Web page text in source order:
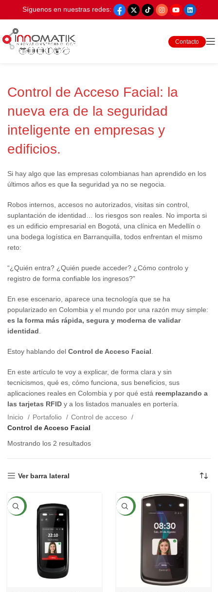
Síguenos en nuestras redes:
Contacto
Control de Acceso Facial: la
nueva era de la seguridad
inteligente en empresas y
edificios.
Si hay algo que las empresas colombianas han aprendido en los
últimos años es que la seguridad ya no se negocia.
Robos internos, accesos no autorizados, visitas sin control,
suplantación de identidad… los riesgos son reales. No importa si
es un edificio empresarial en Bogotá, una clínica en Medellín o
una bodega logística en Barranquilla, todos enfrentan el mismo
reto:
“¿Quién entra? ¿Quién puede acceder? ¿Cómo controlo y
registro de forma confiable los ingresos?”
En ese escenario, aparece una tecnología que se ha
popularizado en Colombia y el mundo por una razón muy simple:
es la forma más rápida, segura y moderna de validar
identidad
Estoy hablando del Control de Acceso Facial
En este artículo te voy a explicar, de forma clara y sin
tecnicismos, qué es, cómo funciona, sus beneficios, sus
aplicaciones reales en Colombia y por qué está reemplazando a
las tarjetas RFID y a los listados manuales en portería.
Inicio
Portafolio
Control de acceso
Control de Acceso Facial
Mostrando los 2 resultados
Ver barra lateral
NEW NEW